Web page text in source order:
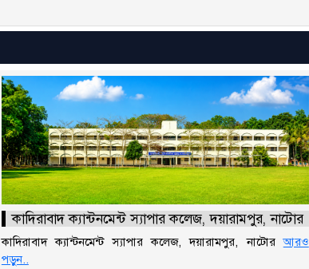
কাদিরাবাদ ক্যান্টনমেন্ট স্যাপার কলেজ, দয়ারামপুর, নাটোর
কাদিরাবাদ ক্যান্টনমেন্ট স্যাপার কলেজ, দয়ারামপুর, নাটোরআরও
পড়ুন..